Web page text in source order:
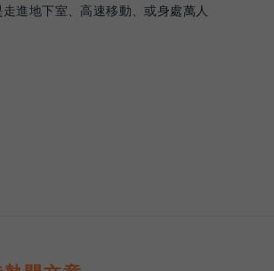
進地下室、高速移動、或身處萬人